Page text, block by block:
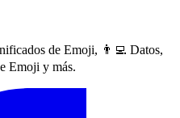
de Emoji, 👨‍💻 Datos,
Emoji y más.